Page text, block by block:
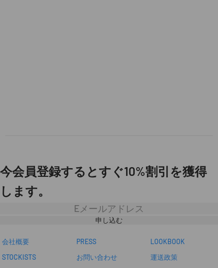
今会員登録するとすぐ10%割引を獲得
します。
ー
申し込む
会社概要 PRESS
LOOKBOOK
STOCKISTS
お問い合わせ
運送政策